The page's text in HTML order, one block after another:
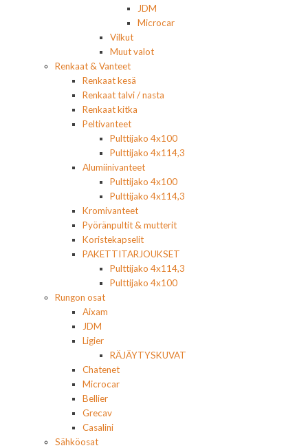
JDM
Microcar
Vilkut
Muut valot
Renkaat & Vanteet
Renkaat kesä
Renkaat talvi / nasta
Renkaat kitka
Peltivanteet
Pulttijako 4x100
Pulttijako 4x114,3
Alumiinivanteet
Pulttijako 4x100
Pulttijako 4x114,3
Kromivanteet
Pyöränpultit & mutterit
Koristekapselit
PAKETTITARJOUKSET
Pulttijako 4x114,3
Pulttijako 4x100
Rungon osat
Aixam
JDM
Ligier
RÄJÄYTYSKUVAT
Chatenet
Microcar
Bellier
Grecav
Casalini
Sähköosat